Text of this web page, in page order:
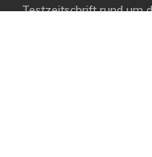
Testzeitschrift rund um